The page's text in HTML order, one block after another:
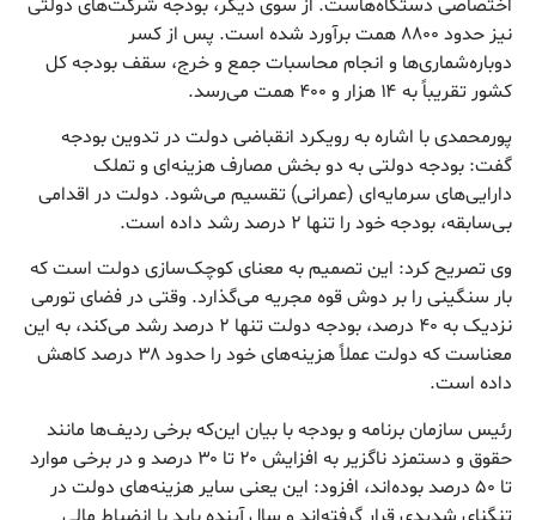
اختصاصی دستگاه‌هاست. از سوی دیگر، بودجه شرکت‌های دولتی
نیز حدود ۸۸۰۰ همت برآورد شده است. پس از کسر
دوباره‌شماری‌ها و انجام محاسبات جمع و خرج، سقف بودجه کل
کشور تقریباً به ۱۴ هزار و ۴۰۰ همت می‌رسد.
پورمحمدی با اشاره به رویکرد انقباضی دولت در تدوین بودجه
گفت: بودجه دولتی به دو بخش مصارف هزینه‌ای و تملک
دارایی‌های سرمایه‌ای (عمرانی) تقسیم می‌شود. دولت در اقدامی
بی‌سابقه، بودجه خود را تنها ۲ درصد رشد داده است.
وی تصریح کرد: این تصمیم به معنای کوچک‌سازی دولت است که
بار سنگینی را بر دوش قوه مجریه می‌گذارد. وقتی در فضای تورمی
نزدیک به ۴۰ درصد، بودجه دولت تنها ۲ درصد رشد می‌کند، به این
معناست که دولت عملاً هزینه‌های خود را حدود ۳۸ درصد کاهش
داده است.
رئیس سازمان برنامه و بودجه با بیان این‌که برخی ردیف‌ها مانند
حقوق و دستمزد ناگزیر به افزایش ۲۰ تا ۳۰ درصد و در برخی موارد
تا ۵۰ درصد بوده‌اند، افزود: این یعنی سایر هزینه‌های دولت در